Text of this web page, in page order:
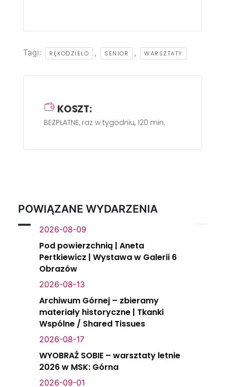
Tagi: RĘKODZIEŁO , SENIOR , WARSZTATY
KOSZT:
BEZPŁATNE, raz w tygodniu, 120 min.
POWIĄZANE WYDARZENIA
2026-08-09
Pod powierzchnią | Aneta
Pertkiewicz | Wystawa w Galerii 6
Obrazów
2026-08-13
Archiwum Górnej – zbieramy
materiały historyczne | Tkanki
Wspólne / Shared Tissues
2026-08-17
WYOBRAŹ SOBIE – warsztaty letnie
2026 w MSK: Górna
2026-09-01